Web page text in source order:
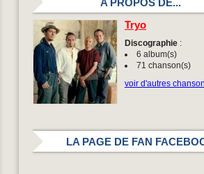
A PROPOS DE...
Tryo
Discographie :
6 album(s)
71 chanson(s)
voir d'autres
LA PAGE DE FAN